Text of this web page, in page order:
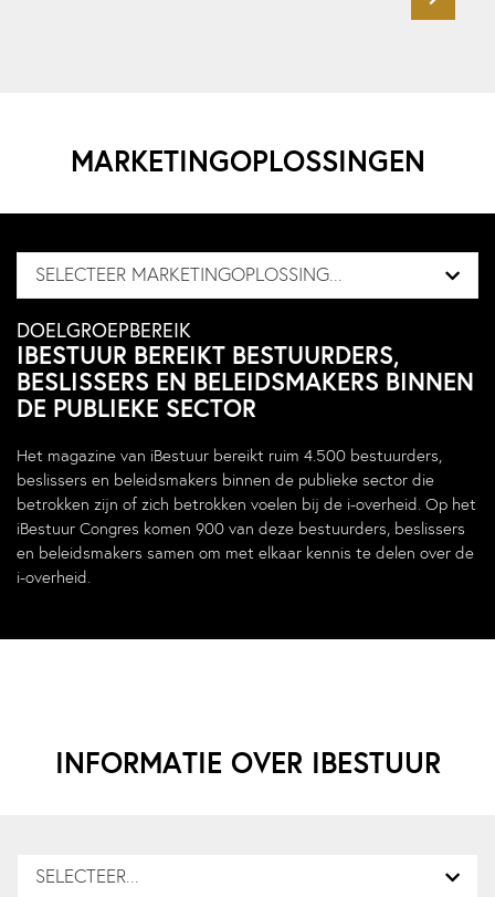
MARKETINGOPLOSSINGEN
SELECTEER MARKETINGOPLOSSING...
DOELGROEPBEREIK
IBESTUUR BEREIKT BESTUURDERS,
BESLISSERS EN BELEIDSMAKERS BINNEN
DE PUBLIEKE SECTOR
Het magazine van iBestuur bereikt ruim 4.500 bestuurders,
beslissers en beleidsmakers binnen de publieke sector die
betrokken zijn of zich betrokken voelen bij de i-overheid. Op het
iBestuur Congres komen 900 van deze bestuurders, beslissers
en beleidsmakers samen om met elkaar kennis te delen over de
i-overheid.
INFORMATIE OVER IBESTUUR
SELECTEER...